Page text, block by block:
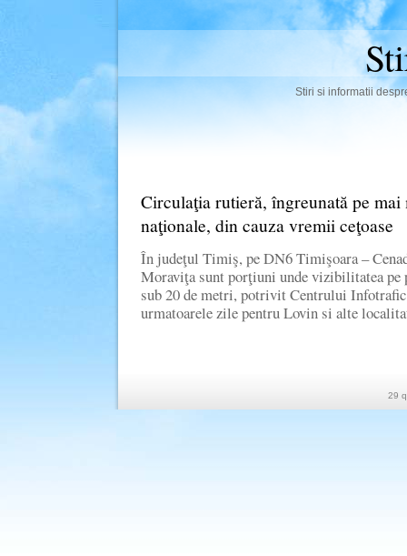
Stiri si informatii
Circulaţia rutieră, îngreunată pe mai
naţionale, din cauza vremii ceţoase
În judeţul Timiş, pe DN6 Timişoara –
Moraviţa sunt porţiuni unde vizibilitatea pe
sub 20 de metri, potrivit Centrului
urmatoarele zile pentru Lovin si alte
29